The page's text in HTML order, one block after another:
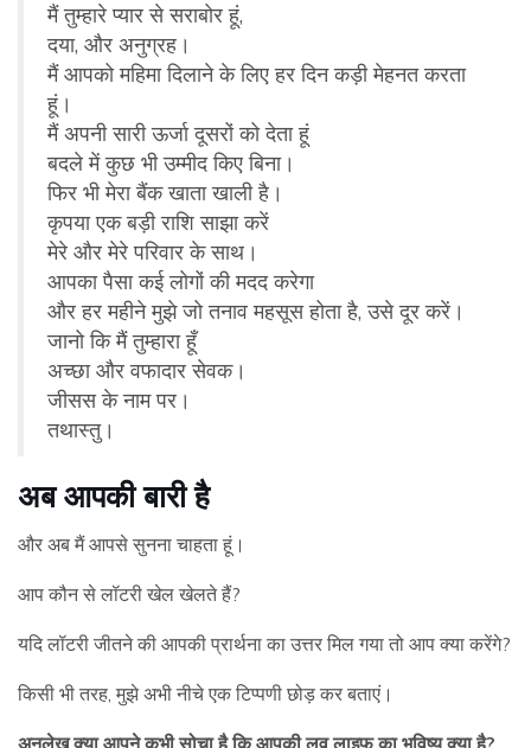
मैं तुम्हारे प्यार से सराबोर हूं,
दया, और अनुग्रह।
मैं आपको महिमा दिलाने के लिए हर दिन कड़ी मेहनत करता
हूं।
मैं अपनी सारी ऊर्जा दूसरों को देता हूं
बदले में कुछ भी उम्मीद किए बिना।
फिर भी मेरा बैंक खाता खाली है।
कृपया एक बड़ी राशि साझा करें
मेरे और मेरे परिवार के साथ।
आपका पैसा कई लोगों की मदद करेगा
और हर महीने मुझे जो तनाव महसूस होता है, उसे दूर करें।
जानो कि मैं तुम्हारा हूँ
अच्छा और वफादार सेवक।
जीसस के नाम पर।
तथास्तु।
अब आपकी बारी है
और अब मैं आपसे सुनना चाहता हूं।
आप कौन से लॉटरी खेल खेलते हैं?
यदि लॉटरी जीतने की आपकी प्रार्थना का उत्तर मिल गया तो आप क्या करेंगे?
किसी भी तरह, मुझे अभी नीचे एक टिप्पणी छोड़ कर बताएं।